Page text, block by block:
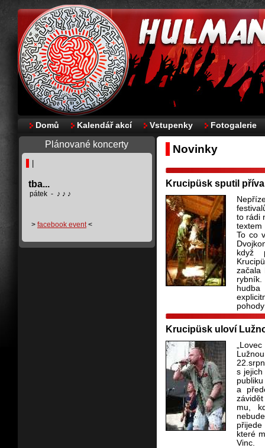
Domů Kalendář akcí Vstupenky Fotogalerie
Plánované koncerty
tba...
pátek - ♪ ♪ ♪
> facebook event<
Novinky
Krucipüsk sputil
to rádi
textem
To co
když
začala
Krucipüsk uloví
s jejich
a
mu,
nebude
které
Vinc.